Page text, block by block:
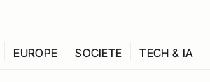
EUROPE SOCIETE TECH & IA